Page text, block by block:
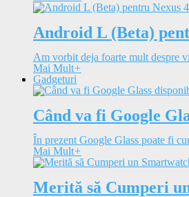
Android L (Beta)
Am vorbit deja foarte mult despre
Mai Mult+
Gadgeturi
Când va fi Google
În prezent Google Glass poate fi
Mai Mult+
Merită să Cumperi